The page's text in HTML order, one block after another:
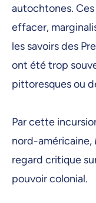
26
27
2 mars
3 mars
6 mars
9 mars
autochtones.
effacer,
les savoirs des
ont été trop
pittoresques ou
Par cette
nord-américaine,
regard critique
pouvoir colonial.